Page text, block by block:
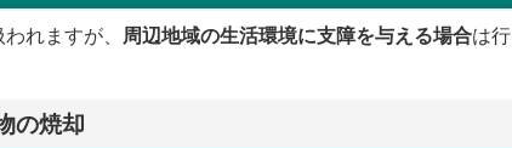
れますが、 周辺地域の生活環境に支障を与える場合は行
の焼却